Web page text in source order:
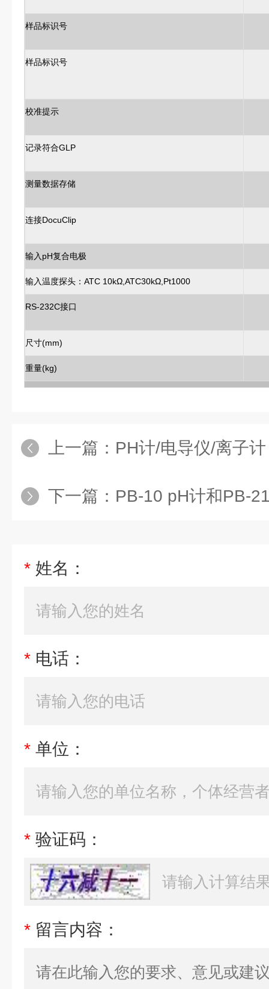
样品标识号
样品标识号
校准提示
记录符合GLP
测量数据存储
连接DocuClip
输入pH复合电极
输入温度探头：ATC 10kΩ,ATC30kΩ,Pt1000
RS-232C接口
尺寸(mm)
重量(kg)
上一篇： PH计/电导仪/离子计
下一篇： PB-10 pH计和PB-
* 姓名：
* 电话：
* 单位：
* 验证码：
* 留言内容：